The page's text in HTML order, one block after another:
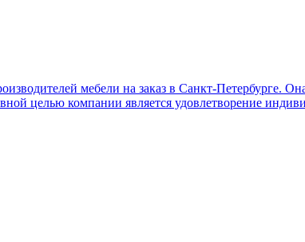
мебели на заказ в Санкт-Петербурге.
целью компании является удовлетворение